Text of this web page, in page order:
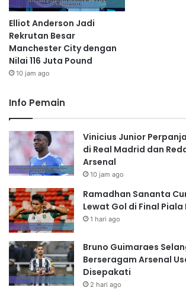
Elliot Anderson Jadi
Rekrutan Besar
Manchester City dengan
Nilai 116 Juta Pound
10 jam ago
Info Pemain
Vinicius Junior
di Real Madrid dan
Arsenal
10 jam ago
Ramadhan Sananta
Lewat Gol di Final Piala
1 hari ago
Bruno Guimaraes
Berseragam Arsenal
Disepakati
2 hari ago